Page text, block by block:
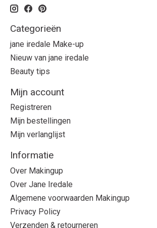
Categorieën
jane iredale Make-up
Nieuw van jane iredale
Beauty tips
Mijn account
Registreren
Mijn bestellingen
Mijn verlanglijst
Informatie
Over Makingup
Over Jane Iredale
Algemene voorwaarden Makingup
Privacy Policy
Verzenden & retourneren